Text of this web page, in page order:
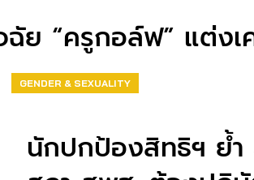
ย “ครูกอล์ฟ” แต่ง
GENDER & SEXUALITY
นักปกป้องสิทธิฯ ย้ำ